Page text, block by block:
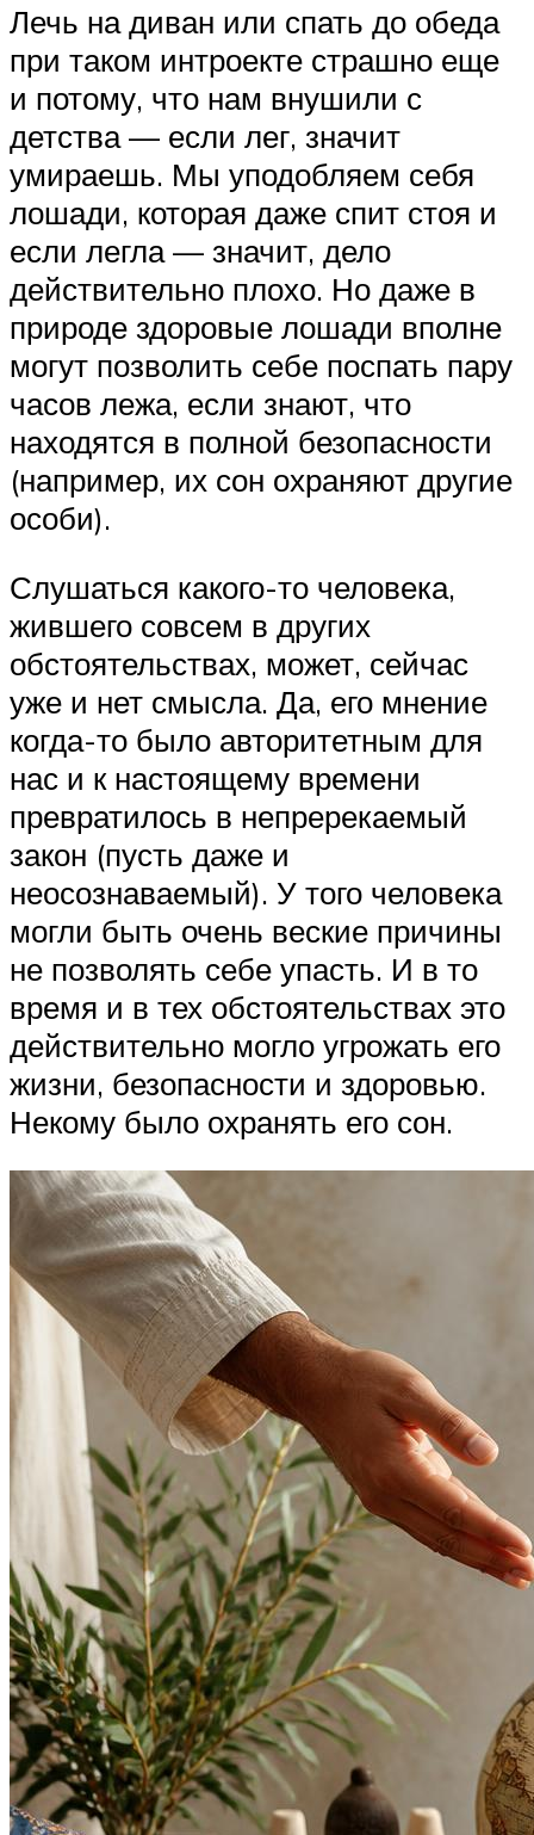
Лечь на диван или спать до обеда
при таком интроекте страшно еще
и потому, что нам внушили с
детства — если лег, значит
умираешь. Мы уподобляем себя
лошади, которая даже спит стоя и
если легла — значит, дело
действительно плохо. Но даже в
природе здоровые лошади вполне
могут позволить себе поспать пару
часов лежа, если знают, что
находятся в полной безопасности
(например, их сон охраняют другие
особи).
Слушаться какого-то человека,
жившего совсем в других
обстоятельствах, может, сейчас
уже и нет смысла. Да, его мнение
когда-то было авторитетным для
нас и к настоящему времени
превратилось в непререкаемый
закон (пусть даже и
неосознаваемый). У того человека
могли быть очень веские причины
не позволять себе упасть. И в то
время и в тех обстоятельствах это
действительно могло угрожать его
жизни, безопасности и здоровью.
Некому было охранять его сон.